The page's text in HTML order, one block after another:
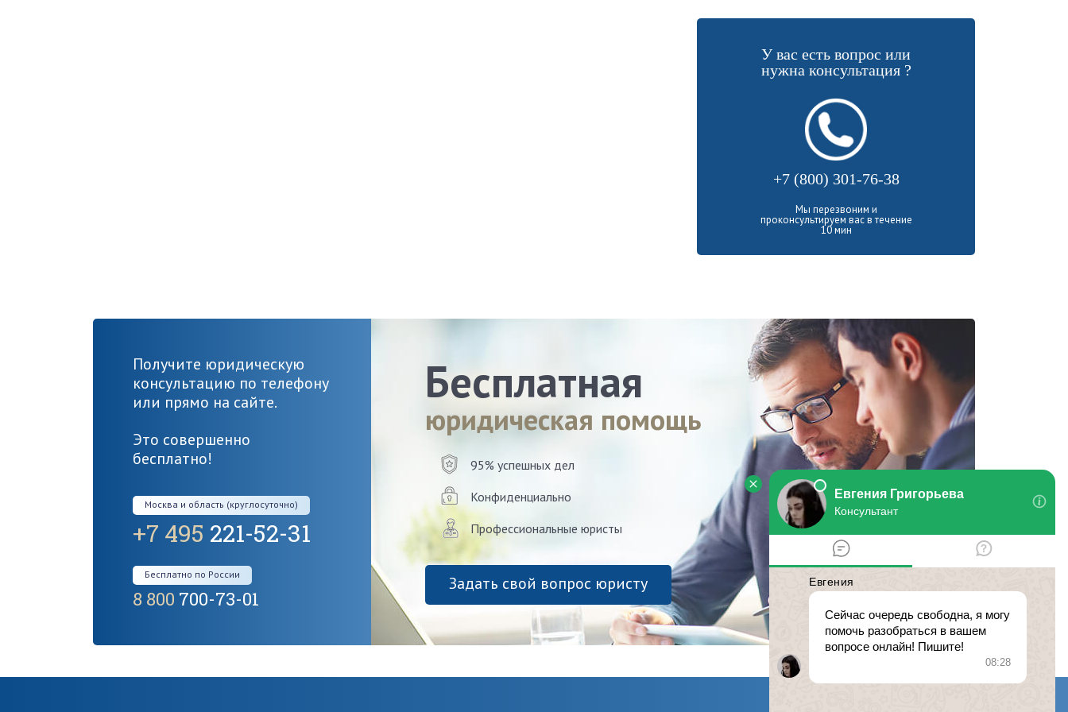
У вас есть вопрос или
нужна консультация ?
+7 (800) 301-76-38
Мы перезвоним и
проконсультируем вас в течение
10 мин
Получите юридическую
консультацию по телефону
или прямо на сайте.
Это совершенно
бесплатно!
Москва и область (круглосуточно)
+7 495 221-52-31
Бесплатно по России
8 800 700-73-01
Бесплатная
юридическая помощь
95% успешных дел
Конфиденциально
Профессиональные юристы
Задать свой вопрос юристу